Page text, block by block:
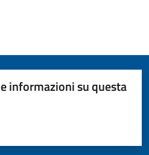
informazioni su questa
su 5
5